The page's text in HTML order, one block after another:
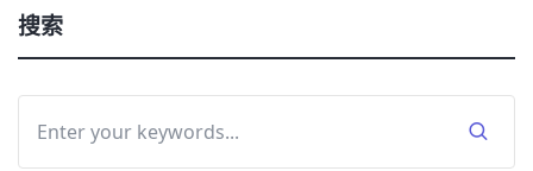
搜索